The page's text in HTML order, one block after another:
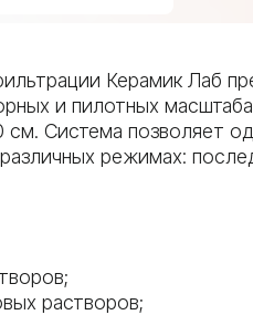
Керамик Лаб
и пилотных
см. Система позволяет
режимах:
растворов;